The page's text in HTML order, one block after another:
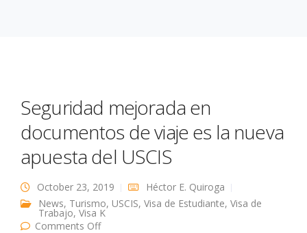
Seguridad mejorada en
documentos de viaje es la nueva
apuesta del USCIS
October 23, 2019
Héctor E. Quiroga
News, Turismo, USCIS, Visa de Estudiante, Visa de
Trabajo, Visa K
Comments Offon Seguridad mejorada en documentos de